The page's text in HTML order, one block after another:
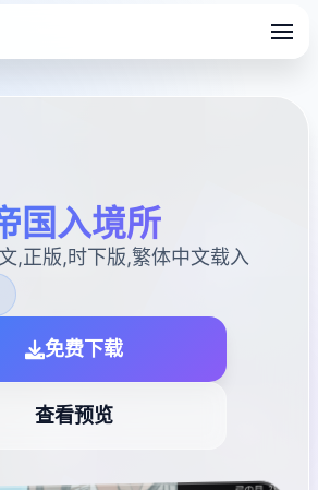
国入境所
,正版,时下版,繁体中文载入
免费下载
查看预览